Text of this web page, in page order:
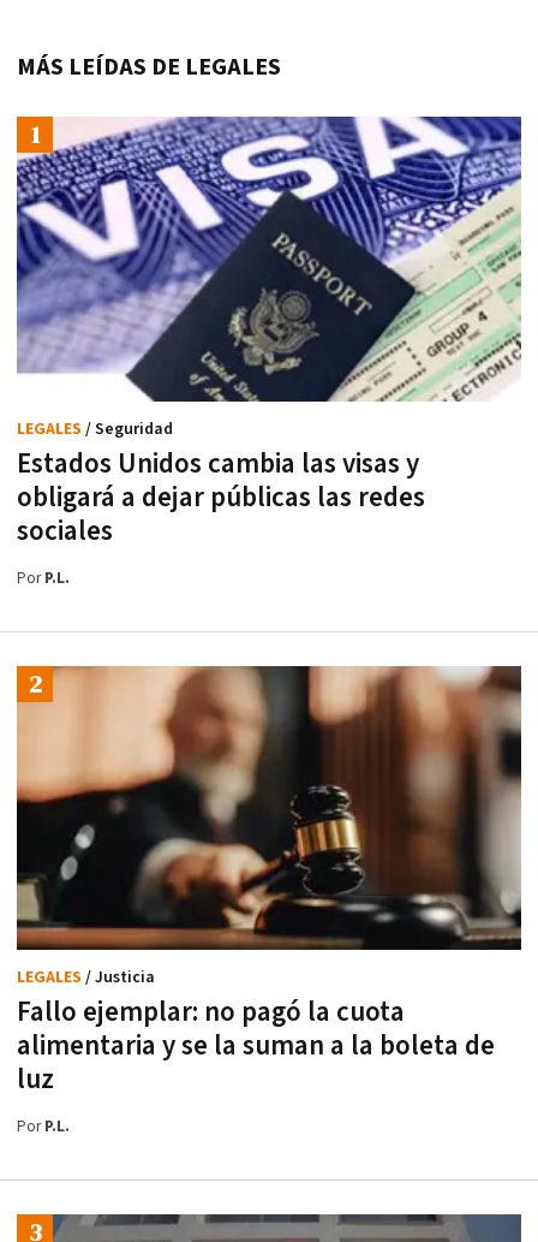
MÁS LEÍDAS DE LEGALES
Estados Unidos cambia las visas y
obligará a dejar públicas las redes
sociales
LEGALES / Seguridad
PorP.L.
Fallo ejemplar: no pagó la cuota
alimentaria y se la suman a la boleta de
luz
LEGALES / Justicia
PorP.L.